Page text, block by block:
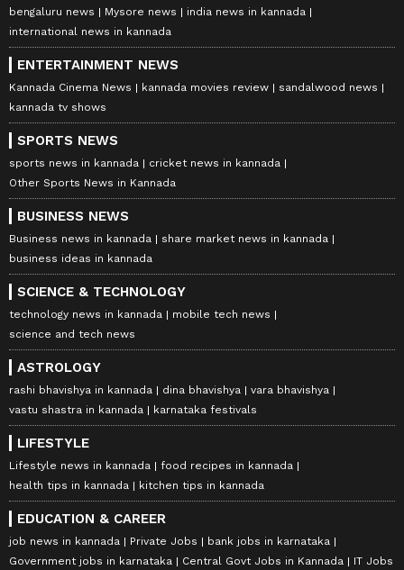
bengaluru news
Mysore news
india news in kannada
international news in kannada
ENTERTAINMENT NEWS
Kannada Cinema News kannada movies review
sandalwood news
kannada tv shows
SPORTS NEWS
sports news in kannada
cricket news in kannada
Other Sports News in Kannada
BUSINESS NEWS
Business news in kannada
share market news in kannada
business ideas in kannada
SCIENCE & TECHNOLOGY
technology news in kannada
mobile tech news
science and tech news
ASTROLOGY
rashi bhavishya in kannada dina bhavishya
vara bhavishya
vastu shastra in kannada
karnataka festivals
LIFESTYLE
Lifestyle news in kannada
food recipes in kannada
health tips in kannada
kitchen tips in kannada
EDUCATION & CAREER
job news in kannada Private Jobs
bank jobs in karnataka
Government jobs in karnataka
Central Govt Jobs in Kannada IT Jobs